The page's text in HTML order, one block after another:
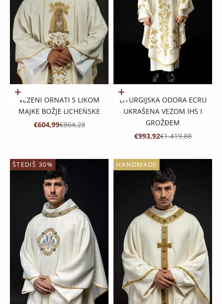
Dodaj u košaricu
VEZENI ORNATI S LIKOM
MAJKE BOŽJE LICHEŃSKE
PROMOTIVNA CIJENA
€604,99REDOVNA CIJENA
€864,28
Dodaj u košaricu
LITURGIJSKA ODORA ECRU
UKRAŠENA VEZOM IHS I
GROŽĐEM
PROMOTIVNA CIJENA
€993,92REDOVNA CIJENA
€1.419,88
ŠTEDIŠ 30% HANDMADE